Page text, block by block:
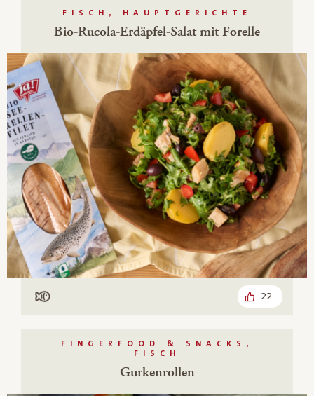
FISCH, HAUPTGERICHTE
Bio-Rucola-Erdäpfel-Salat mit Forelle
Mit Fisch 22
FINGERFOOD & SNACKS,
FISCH
Gurkenrollen